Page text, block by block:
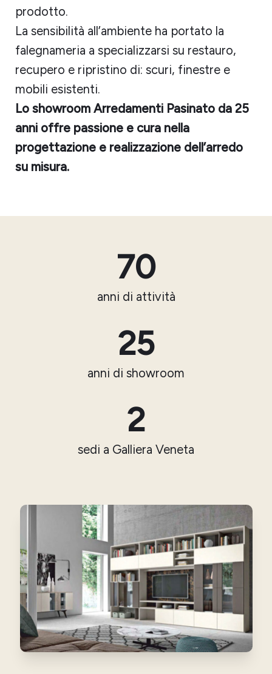
prodotto.
La sensibilità all’ambiente ha portato la
falegnameria a specializzarsi su restauro,
recupero e ripristino di: scuri, finestre e
mobili esistenti.
Lo showroom Arredamenti Pasinato da 25
anni offre passione e cura nella
progettazione e realizzazione dell’arredo
su misura.
70
anni di attività
25
anni di showroom
2
sedi a Galliera Veneta